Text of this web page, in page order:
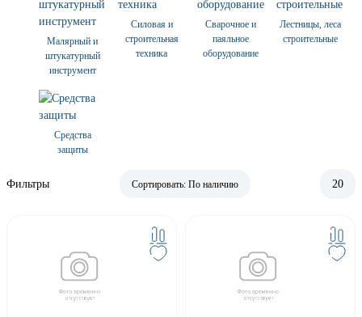
Малярный и
штукатурный
инструмент
Силовая и
строительная
техника
Сварочное и
паяльное
оборудование
Лестницы, леса
строительные
Средства
защиты
Фильтры Сортировать: По наличию 20